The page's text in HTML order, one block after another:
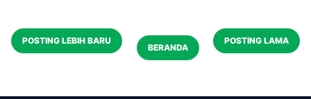
POSTING LEBIH BARU POSTING LAMA
BERANDA